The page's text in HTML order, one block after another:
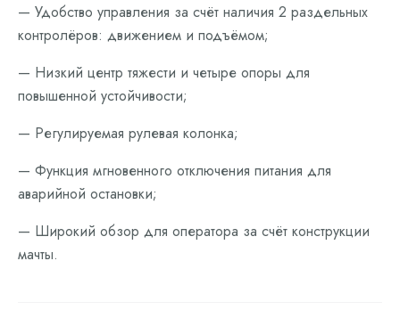
— Удобство управления за счёт наличия 2 раздельных
контролёров: движением и подъёмом;
— Низкий центр тяжести и четыре опоры для
повышенной устойчивости;
— Регулируемая рулевая колонка;
— Функция мгновенного отключения питания для
аварийной остановки;
— Широкий обзор для оператора за счёт конструкции
мачты.